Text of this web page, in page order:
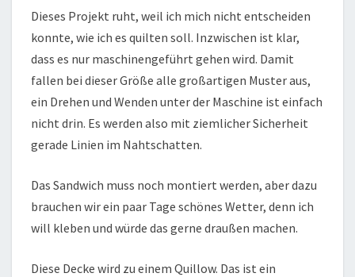
Dieses Projekt ruht, weil ich mich nicht entscheiden
konnte, wie ich es quilten soll. Inzwischen ist klar,
dass es nur maschinengeführt gehen wird. Damit
fallen bei dieser Größe alle großartigen Muster aus,
ein Drehen und Wenden unter der Maschine ist einfach
nicht drin. Es werden also mit ziemlicher Sicherheit
gerade Linien im Nahtschatten.
Das Sandwich muss noch montiert werden, aber dazu
brauchen wir ein paar Tage schönes Wetter, denn ich
will kleben und würde das gerne draußen machen.
Diese Decke wird zu einem Quillow. Das ist ein